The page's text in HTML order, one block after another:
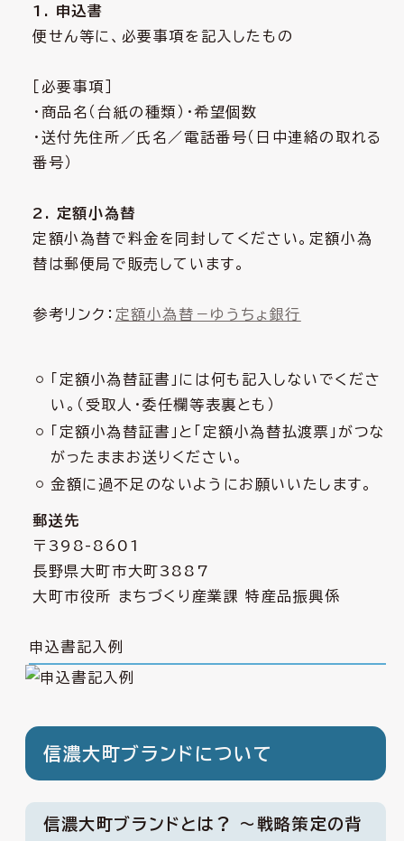
1. 申込書
便せん等に、必要事項を記入したもの
［必要事項］
・商品名（台紙の種類）・希望個数
・送付先住所／氏名／電話番号（日中連絡の取れる
番号）
2. 定額小為替
定額小為替で料金を同封してください。定額小為
替は郵便局で販売しています。
参考リンク： 定額小為替－ゆうちょ銀行
「定額小為替証書」には何も記入しないでくださ
い。（受取人・委任欄等表裏とも）
「定額小為替証書」と「定額小為替払渡票」がつな
がったままお送りください。
金額に過不足のないようにお願いいたします。
郵送先
〒398-8601
長野県大町市大町3887
大町市役所 まちづくり産業課 特産品振興係
申込書記入例
信濃大町ブランドについて
信濃大町ブランドとは？ ～戦略策定の背